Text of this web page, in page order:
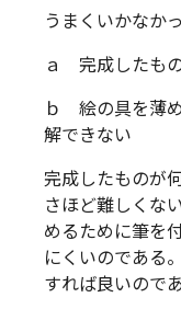
うまくいかなか
ａ 完成したも
ｂ 絵の具を薄
解できない
完成したものが
さほど難しくな
めるために筆を
にくいのである
すれば良いのであ